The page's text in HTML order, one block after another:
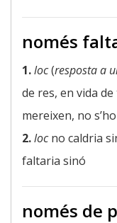
només
1.loc(resposta a
de res, en vida
mereixen, no
2.locno caldria
faltaria sinó
només de